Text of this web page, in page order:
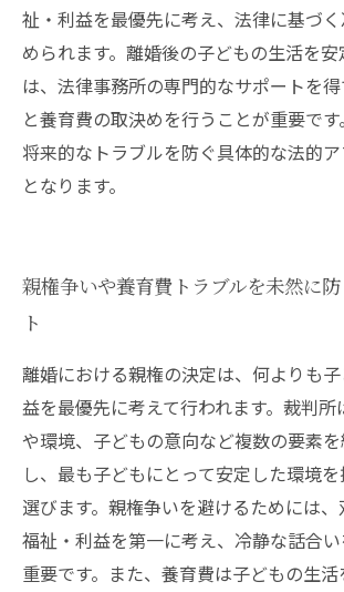
祉・利益を最優先に考え、法律に基づ
められます。離婚後の子どもの生活を
は、法律事務所の専門的なサポートを
と養育費の取決めを行うことが重要です
将来的なトラブルを防ぐ具体的な法的
となります。
親権争いや養育費トラブルを未然に
ト
離婚における親権の決定は、何よりも
益を最優先に考えて行われます。裁判所
や環境、子どもの意向など複数の要素
し、最も子どもにとって安定した環境
選びます。親権争いを避けるためには
福祉・利益を第一に考え、冷静な話合
重要です。また、養育費は子どもの生